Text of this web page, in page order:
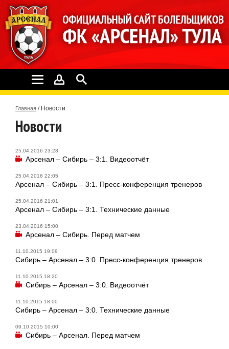
Главная / Новости
Новости
25.04.2016 23:28
Арсенал – Сибирь – 3:1. Видеоотчёт
25.04.2016 22:05
Арсенал – Сибирь – 3:1. Пресс-конференция тренеров
25.04.2016 21:01
Арсенал – Сибирь – 3:1. Технические данные
23.04.2016 15:00
Арсенал – Сибирь. Перед матчем
11.10.2015 19:09
Сибирь – Арсенал – 3:0. Пресс-конференция тренеров
11.10.2015 18:20
Сибирь – Арсенал – 3:0. Видеоотчёт
11.10.2015 18:00
Сибирь – Арсенал – 3:0. Технические данные
09.10.2015 10:00
Сибирь – Арсенал. Перед матчем